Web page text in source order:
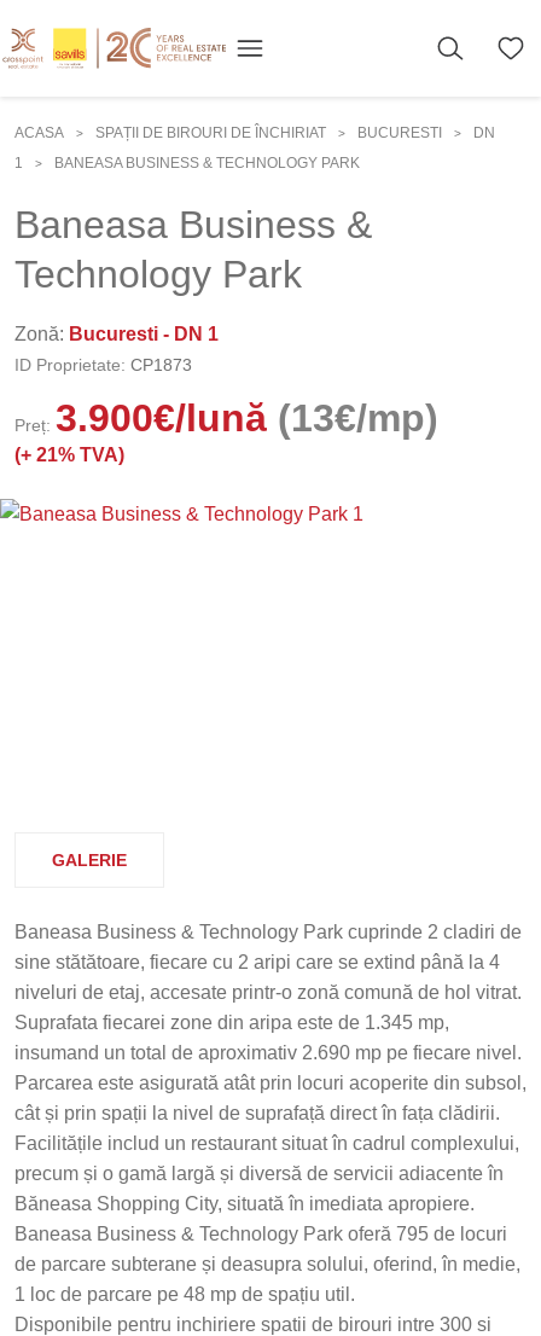
ACASA > SPAȚII DE BIROURI DE ÎNCHIRIAT > BUCURESTI >
DN
1
> BANEASA BUSINESS & TECHNOLOGY PARK
Baneasa Business &
Technology Park
Zonă: Bucuresti - DN 1
ID Proprietate: CP1873
Preț: 3.900€/lună (13€/mp)
(+ 21% TVA)
GALERIE
Baneasa Business & Technology Park cuprinde 2 cladiri de
sine stătătoare, fiecare cu 2 aripi care se extind până la 4
niveluri de etaj, accesate printr-o zonă comună de hol vitrat.
Suprafata fiecarei zone din aripa este de 1.345 mp,
insumand un total de aproximativ 2.690 mp pe fiecare nivel.
Parcarea este asigurată atât prin locuri acoperite din subsol,
cât și prin spații la nivel de suprafață direct în fața clădirii.
Facilitățile includ un restaurant situat în cadrul complexului,
precum și o gamă largă și diversă de servicii adiacente în
Băneasa Shopping City, situată în imediata apropiere.
Baneasa Business & Technology Park oferă 795 de locuri
de parcare subterane și deasupra solului, oferind, în medie,
1 loc de parcare pe 48 mp de spațiu util.
Disponibile pentru inchiriere spatii de birouri intre 300 si